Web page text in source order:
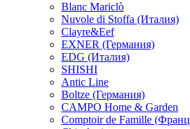
Blanc Mariclò
Nuvole di Stoffa (Италия)
Clayre&Eef
EXNER (Германия)
EDG (Италия)
SHISHI
Antic Line
Boltze (Германия)
CAMPO Home & Garden
Comptoir de Famille